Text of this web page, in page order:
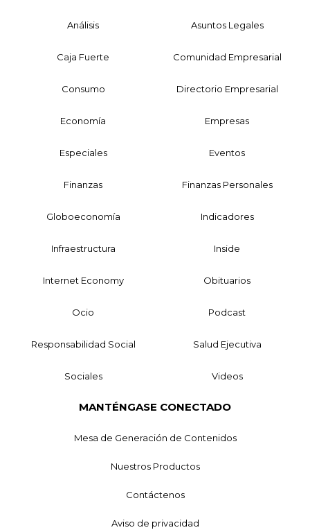
Análisis Asuntos Legales
Caja Fuerte Comunidad Empresarial
Consumo Directorio Empresarial
Economía Empresas
Especiales Eventos
Finanzas Finanzas Personales
Globoeconomía Indicadores
Infraestructura Inside
Internet Economy Obituarios
Ocio Podcast
Responsabilidad Social Salud Ejecutiva
Sociales Videos
MANTÉNGASE CONECTADO
Mesa de Generación de Contenidos
Nuestros Productos
Contáctenos
Aviso de privacidad